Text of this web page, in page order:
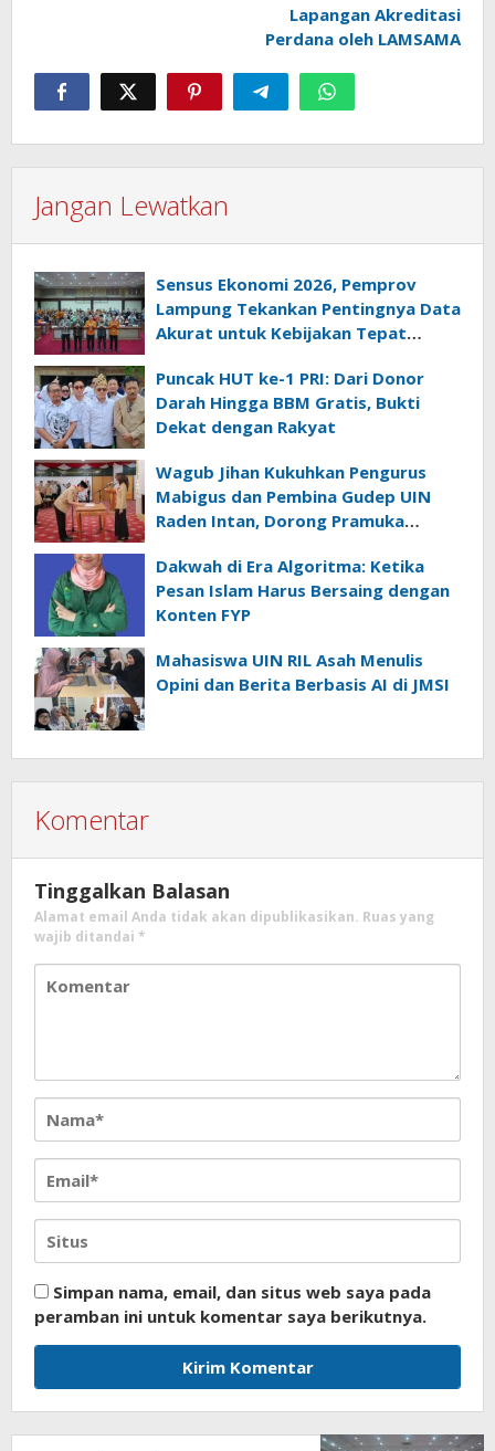
Lapangan Akreditasi
Perdana oleh LAMSAMA
Jangan Lewatkan
Sensus Ekonomi 2026, Pemprov
Lampung Tekankan Pentingnya Data
Akurat untuk Kebijakan Tepat
Puncak HUT ke-1 PRI: Dari Donor
Darah Hingga BBM Gratis, Bukti
Dekat dengan Rakyat
Wagub Jihan Kukuhkan Pengurus
Mabigus dan Pembina Gudep UIN
Raden Intan, Dorong Pramuka
Dakwah di Era Algoritma: Ketika
Pesan Islam Harus Bersaing dengan
Konten FYP
Mahasiswa UIN RIL Asah Menulis
Opini dan Berita Berbasis AI di JMSI
Komentar
Tinggalkan Balasan
Alamat email Anda tidak akan dipublikasikan. Ruas yang
wajib ditandai *
Simpan nama, email, dan situs web saya pada
peramban ini untuk komentar saya berikutnya.